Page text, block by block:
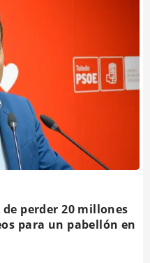
de perder 20 millones
para un pabellón en